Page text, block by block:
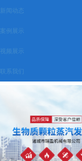
新闻动态
案例展示
视频展示
联系我们